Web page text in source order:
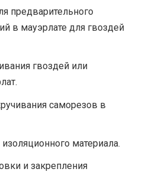
предварительного
в мауэрлате для гвоздей
гвоздей или
саморезов в
материала.
и закрепления